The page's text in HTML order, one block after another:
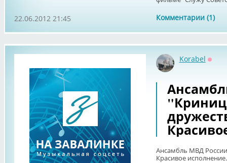
Комментарии (1)
22.06.2012 21:45
Korabel
Ансамбль МВД
Красивое исполнение.